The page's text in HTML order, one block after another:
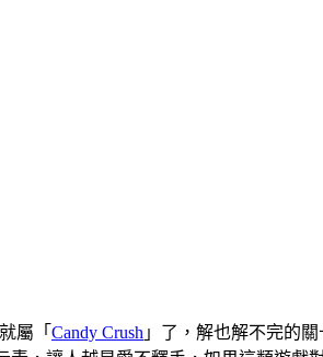
屬「 Candy Crush 」了，解也解不完的